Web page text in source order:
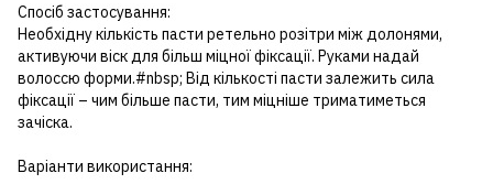
Спосіб застосування:
Необхідну кількість пасти ретельно розітри між долонями,
активуючи віск для більш міцної фіксації. Руками надай
волоссю форми.#nbsp; Від кількості пасти залежить сила
фіксації – чим більше пасти, тим міцніше триматиметься
зачіска.
Варіанти використання: